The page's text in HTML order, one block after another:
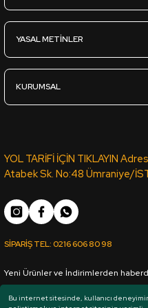
Bu internet sitesinde, kullanıcı
04mm Beyaz Tek Yüz
1.190,00
Sarı Çift Yüz Boyalı Mdf
YASAL METİNLER
KURUMSAL
YOL TARİFİ İÇİN TIKLAYIN
Atabek Sk. No:48 Ümraniye/
SİPARİŞ TEL:0216 606 80 98
Yeni Ürünler ve İndirimlerden